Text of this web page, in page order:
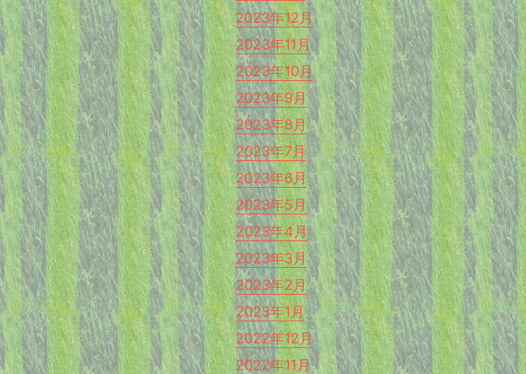
2023年12月
2023年11月
2023年10月
2023年9月
2023年8月
2023年7月
2023年6月
2023年5月
2023年4月
2023年3月
2023年2月
2023年1月
2022年12月
2022年11月